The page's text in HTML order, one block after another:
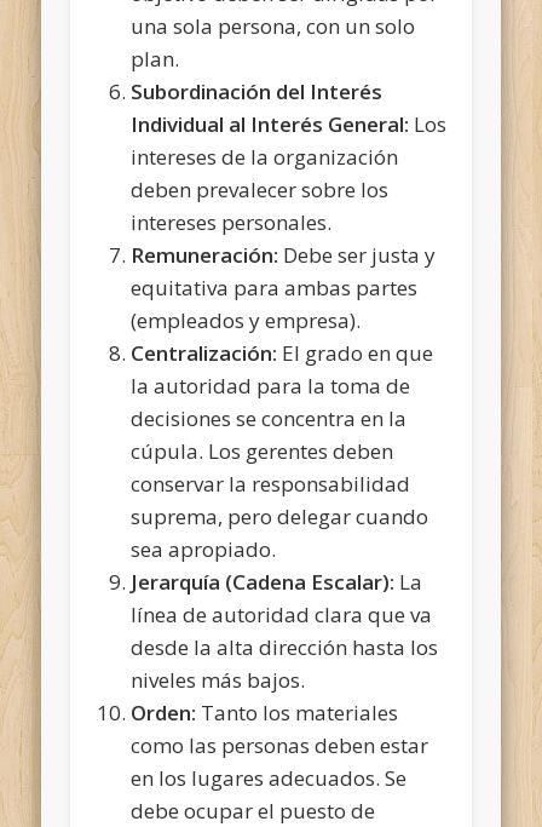
una sola persona, con un solo
plan.
Subordinación del Interés
Individual al Interés General: Los
intereses de la organización
deben prevalecer sobre los
intereses personales.
Remuneración: Debe ser justa y
equitativa para ambas partes
(empleados y empresa).
Centralización: El grado en que
la autoridad para la toma de
decisiones se concentra en la
cúpula. Los gerentes deben
conservar la responsabilidad
suprema, pero delegar cuando
sea apropiado.
Jerarquía (Cadena Escalar): La
línea de autoridad clara que va
desde la alta dirección hasta los
niveles más bajos.
Orden: Tanto los materiales
como las personas deben estar
en los lugares adecuados. Se
debe ocupar el puesto de